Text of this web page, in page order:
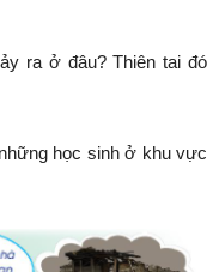
ra ở đâu? Thiên tai đó
học sinh ở khu vực